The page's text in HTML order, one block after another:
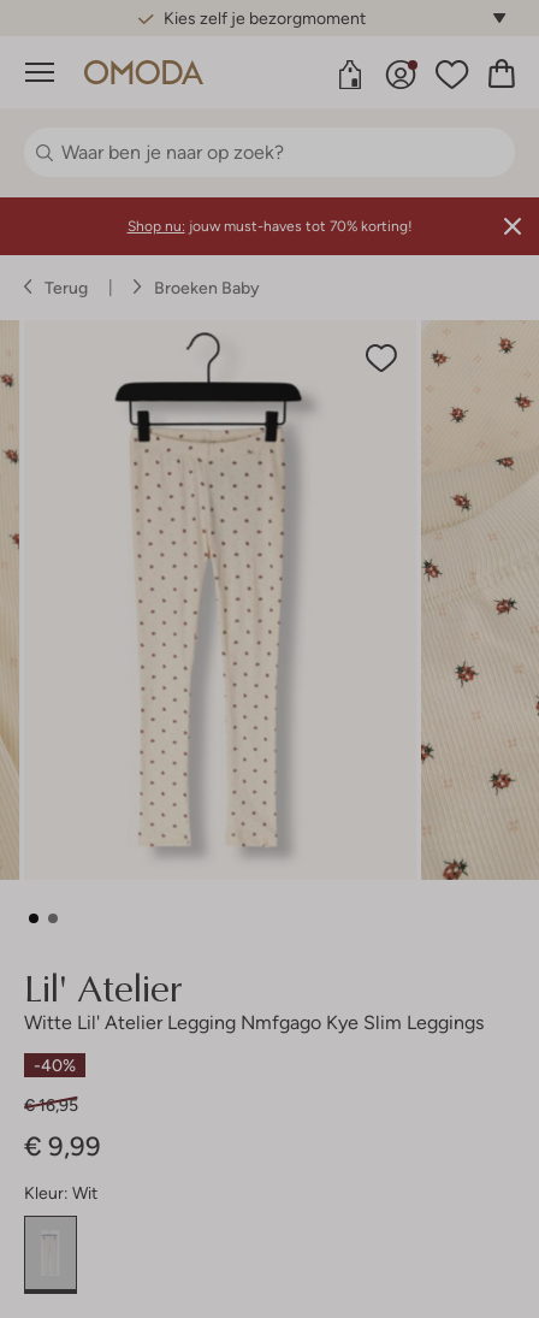
Kies zelf je bezorgmoment
Menu
Shop nu: jouw must-haves tot 70% korting!
Terug Broeken Baby
Lil' Atelier
Witte Lil' Atelier Legging Nmfgago Kye Slim Leggings
-40%
€ 16,95
€ 9,99
Kleur: Wit